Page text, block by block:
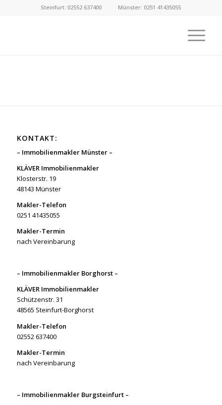
Steinfurt: 02552 637400 Münster: 0251 41435055
KONTAKT:
– Immobilienmakler Münster –
KLÄVER Immobilienmakler
Klosterstr. 19
48143 Münster
Makler-Telefon
0251 41435055
Makler-Termin
nach Vereinbarung
– Immobilienmakler Borghorst –
KLÄVER Immobilienmakler
Schützenstr. 31
48565 Steinfurt-Borghorst
Makler-Telefon
02552 637400
Makler-Termin
nach Vereinbarung
– Immobilienmakler Burgsteinfurt –